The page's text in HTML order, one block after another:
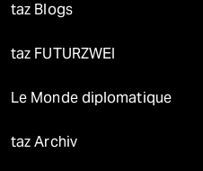
taz Blogs
taz FUTURZWEI
Le Monde diplomatique
taz Archiv